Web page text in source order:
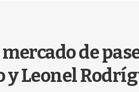
de
Leonel